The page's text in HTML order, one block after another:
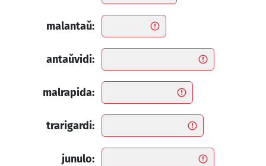
malantaŭ:
antaŭvidi:
malrapida:
trarigardi:
junulo: